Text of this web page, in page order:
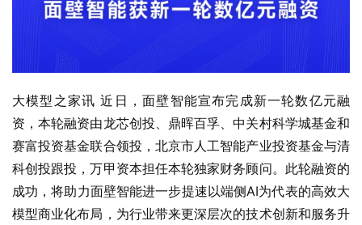
大模型之家讯 近日，面壁智能宣布完成新一轮数亿元融
资，本轮融资由龙芯创投、鼎晖百孚、中关村科学城基金和
赛富投资基金联合领投，北京市人工智能产业投资基金与清
科创投跟投，万甲资本担任本轮独家财务顾问。此轮融资的
成功，将助力面壁智能进一步提速以端侧AI为代表的高效大
模型商业化布局，为行业带来更深层次的技术创新和服务升